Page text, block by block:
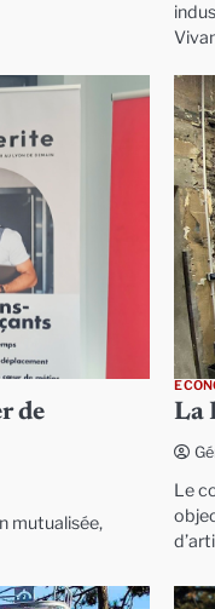
de
mutualisée,
La
Le